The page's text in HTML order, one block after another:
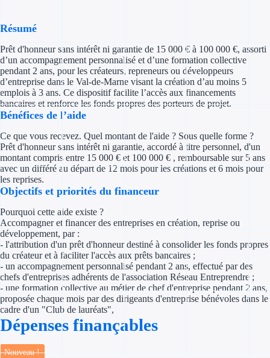
Subventions
Concours
Investir dans
Crédits &
Exonération
Aides Urssaf
Prêts publics
Résumé
Prêt d'honneur sans intérêt ni garantie de 15 000 € à 100 000 €, assorti
d’un accompagnement personnalisé et d’une formation collective
pendant 2 ans, pour les créateurs, repreneurs ou développeurs
d’entreprise dans le Val-de-Marne visant la création d’au moins 5
emplois à 3 ans. Ce dispositif facilite l’accès aux financements
bancaires et renforce les fonds propres des porteurs de projet.
Bénéfices de l’aide
Ce que vous recevez. Quel montant de l'aide ? Sous quelle forme ?
Prêt d'honneur sans intérêt ni garantie, accordé à titre personnel, d'un
montant compris entre 15 000 € et 100 000 € , remboursable sur 5 ans
avec un différé au départ de 12 mois pour les créations et 6 mois pour
les reprises.
Objectifs et priorités du financeur
Pourquoi cette aide existe ?
Accompagner et financer des entreprises en création, reprise ou
développement, par :
- l'attribution d'un prêt d'honneur destiné à consolider les fonds propres
du créateur et à faciliter l'accès aux prêts bancaires ;
- un accompagnement personnalisé pendant 2 ans, effectué par des
chefs d'entreprises adhérents de l'association Réseau Entreprendre ;
- une formation collective au métier de chef d'entreprise pendant 2 ans,
proposée chaque mois par des dirigeants d'entreprise bénévoles dans le
cadre d'un "Club de lauréats",
Dépenses finançables
Nouveau !